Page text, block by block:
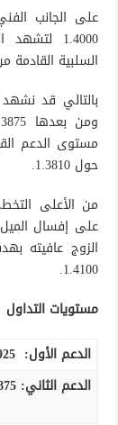
على الجانب
1.4000
السلبية
حول 1.3810.
على إفسال
1.4100.
مستويات التداول
الدعم الأول:
الدعم الثاني: